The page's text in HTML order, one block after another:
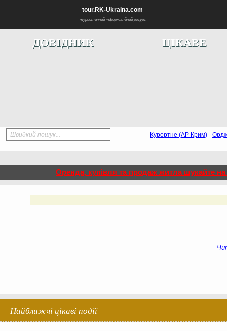
tour.RK-Ukraina.com
туристичний інформаційний ресурс
ДОВІДНИК ЦІКАВЕ
Швидкий пошук... Курортне (АР Крим)
Оренда, купівля та продаж житла шукайте на
Найближчі цікаві події